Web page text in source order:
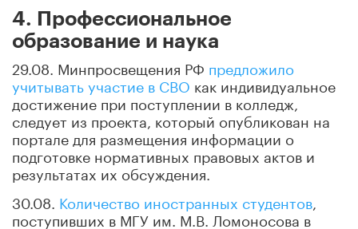
4. Профессиональное
образование и наука
29.08. Минпросвещения РФ предложило
учитывать участие в СВО как индивидуальное
достижение при поступлении в колледж,
следует из проекта, который опубликован на
портале для размещения информации о
подготовке нормативных правовых актов и
результатах их обсуждения.
30.08. Количество иностранных студентов
поступивших в МГУ им. М.В. Ломоносова в